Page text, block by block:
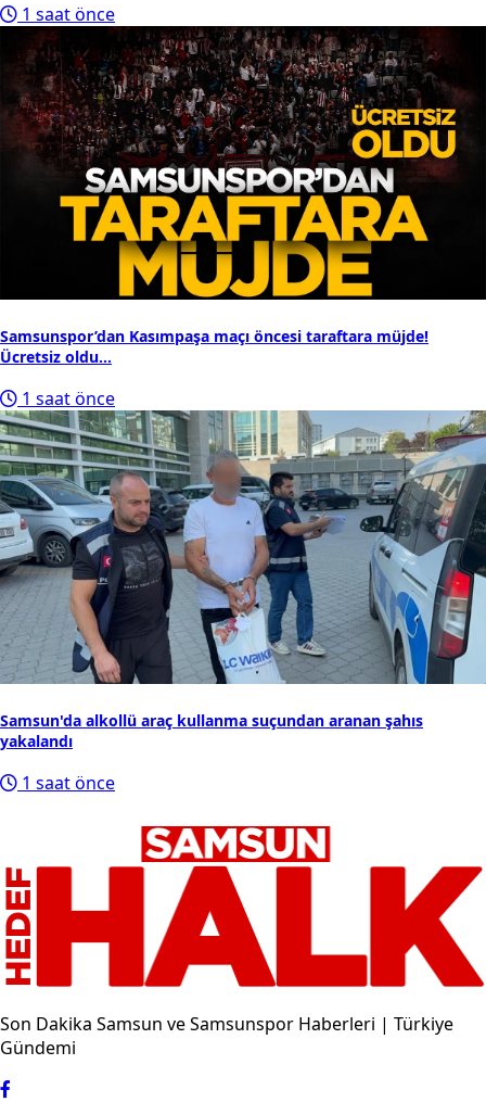
1 saat önce
Samsunspor’dan Kasımpaşa maçı öncesi taraftara müjde!
Ücretsiz oldu...
1 saat önce
Samsun'da alkollü araç kullanma suçundan aranan şahıs
yakalandı
1 saat önce
Son Dakika Samsun ve Samsunspor Haberleri | Türkiye
Gündemi